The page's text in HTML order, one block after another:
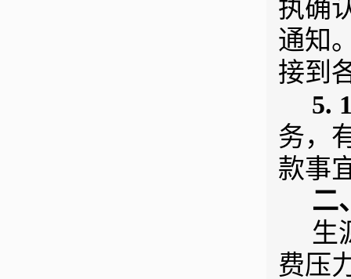
执确
通知
接到
5.
务，
款事
二
生
费压